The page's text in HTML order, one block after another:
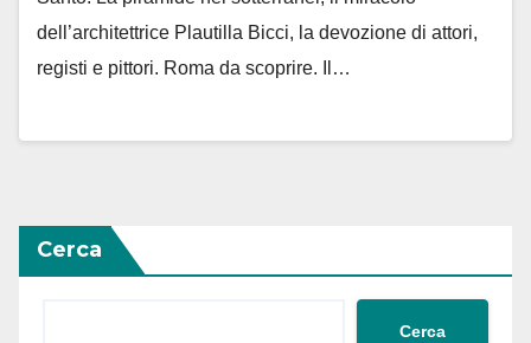
dell’architettrice Plautilla Bicci, la devozione di attori,
registi e pittori. Roma da scoprire. Il…
Cerca
Cerca